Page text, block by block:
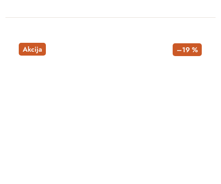
Akcija –19 %